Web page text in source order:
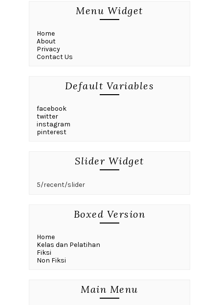
Menu Widget
Home
About
Privacy
Contact Us
Default Variables
facebook
twitter
instagram
pinterest
Slider Widget
5/recent/slider
Boxed Version
Home
Kelas dan Pelatihan
Fiksi
Non Fiksi
Main Menu